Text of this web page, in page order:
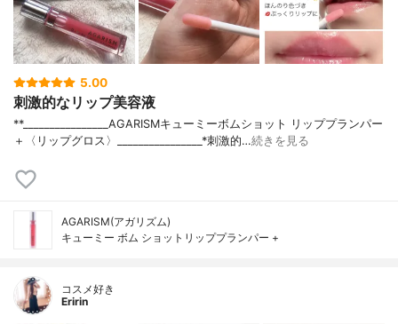
5.00
刺激的なリップ美容液
**________________⁡AGARISM⁡キューミーボムショット リッププランパー
＋〈リップグロス〉⁡________________⁡⁡⁡*刺激的…続きを見る
AGARISM(アガリズム)
キューミー ボム ショットリッププランパー +
コスメ好き
Eririn